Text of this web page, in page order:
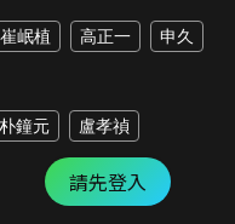
崔岷植 高正一 申久
朴鐘元 盧孝禎
請先登入